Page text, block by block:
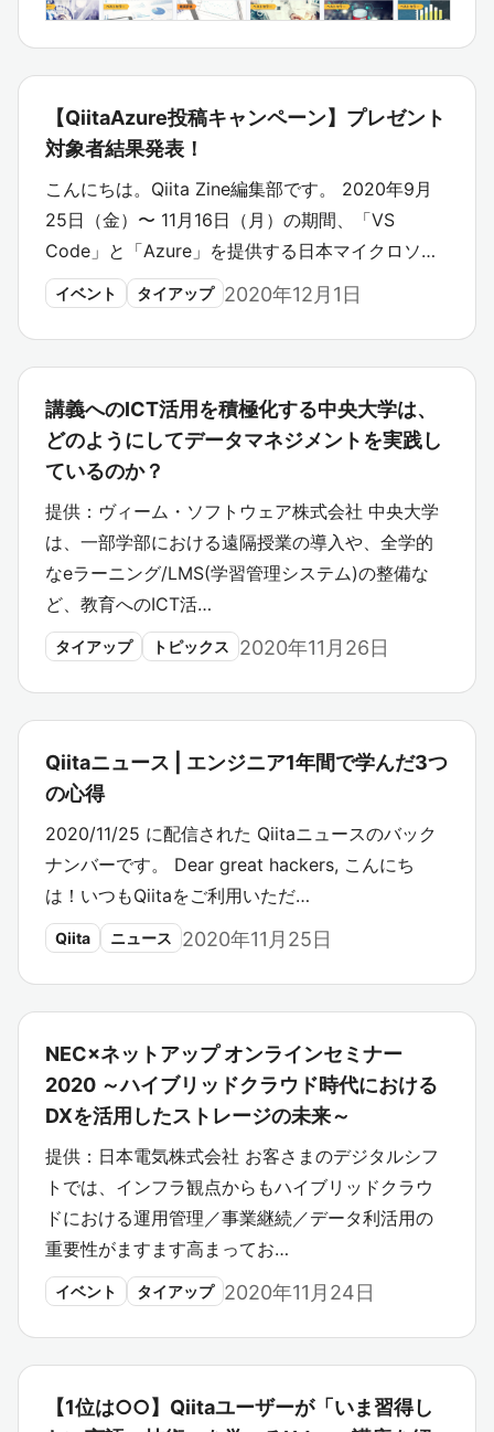
【QiitaAzure投稿キャンペーン】プレゼント
対象者結果発表！
こんにちは。Qiita Zine編集部です。 2020年9月
25日（金）〜 11月16日（月）の期間、「VS
Code」と「Azure」を提供する日本マイクロソ…
イベント タイアップ 2020年12月1日
講義へのICT活用を積極化する中央大学は、
どのようにしてデータマネジメントを実践し
ているのか？
提供：ヴィーム・ソフトウェア株式会社 中央大学
は、一部学部における遠隔授業の導入や、全学的
なeラーニング/LMS(学習管理システム)の整備な
ど、教育へのICT活…
タイアップ トピックス 2020年11月26日
Qiitaニュース | エンジニア1年間で学んだ3つ
の心得
2020/11/25 に配信された Qiitaニュースのバック
ナンバーです。 Dear great hackers, こんにち
は！いつもQiitaをご利用いただ…
Qiita ニュース 2020年11月25日
NEC×ネットアップ オンラインセミナー
2020 ～ハイブリッドクラウド時代における
DXを活用したストレージの未来～
提供：日本電気株式会社 お客さまのデジタルシフ
トでは、インフラ観点からもハイブリッドクラウ
ドにおける運用管理／事業継続／データ利活用の
重要性がますます高まってお…
イベント タイアップ 2020年11月24日
【1位は○○】Qiitaユーザーが「いま習得し